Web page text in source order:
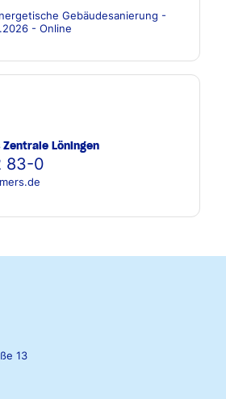
Gebäudesanierung -
- Online
Zentrale Löningen
83-0
13